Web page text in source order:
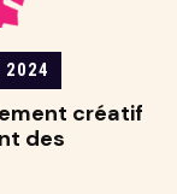
2024
créatif
des